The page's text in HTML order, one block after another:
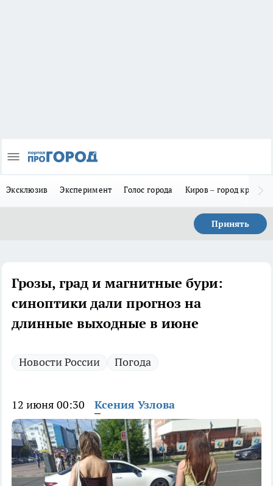
Эксклюзив Эксперимент Голос города Киров – город
Принять
Грозы, град и магнитные бури:
синоптики дали прогноз на
длинные выходные в июне
Новости России Погода
12 июня 00:30 Ксения Узлова